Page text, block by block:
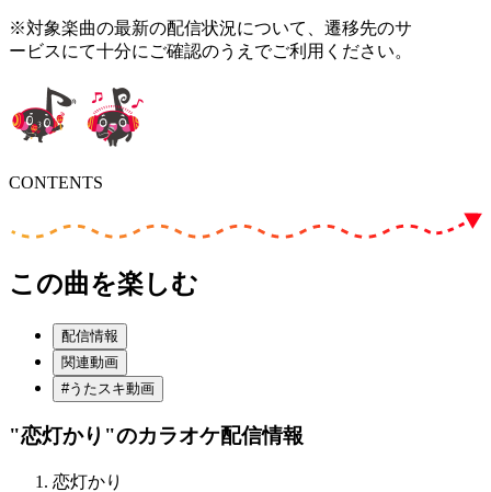
※対象楽曲の最新の配信状況について、遷移先のサ
ービスにて十分にご確認のうえでご利用ください。
CONTENTS
この曲を楽しむ
配信情報
関連動画
#うたスキ動画
"恋灯かり"のカラオケ配信情報
恋灯かり